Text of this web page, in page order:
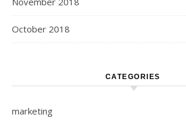
October 2018
CATEGORIES
marketing